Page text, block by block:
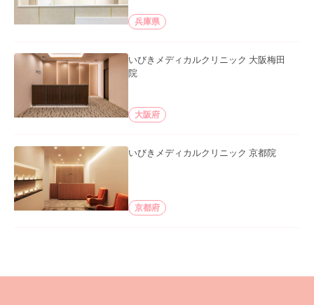
兵庫県
いびきメディカルクリニック 大阪梅田
院
大阪府
いびきメディカルクリニック 京都院
京都府